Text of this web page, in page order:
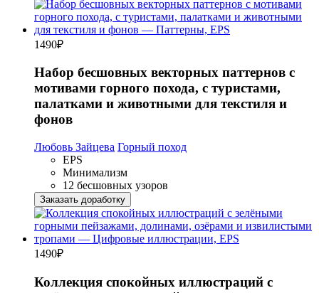
1490₽
Набор бесшовных векторных паттернов с
мотивами горного похода, с туристами,
палатками и животными для текстиля и
фонов
Любовь Зайцева Горный поход
EPS
Минимализм
12 бесшовных узоров
Заказать доработку
1490₽
Коллекция спокойных иллюстраций с